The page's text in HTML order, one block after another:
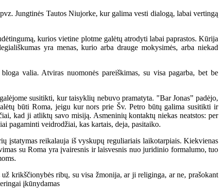
Jungtinės Tautos Niujorke, kur galima vesti dialogą, labai vertingą
kurios vietine plotme galėtų atrodyti labai paprastos. Kūrija
yra menas, kurio arba drauge mokysimės, arba niekad
valia. Atviras nuomonės pareiškimas, su visa pagarba, bet be
susitikti, kur taisyklių nebuvo pramatyta. "Bar Jonas” padėjo,
būti Roma, jeigu kur nors prie Šv. Petro būtų galima susitikti ir
kad ji atliktų savo misiją. Asmeninių kontaktų niekas neatstos: per
pagaminti veidrodžiai, kas kartais, deja, pasitaiko.
įstatymas reikalauja iš vyskupų reguliariais laikotarpiais. Kiekvienas
su Roma yra įvairesnis ir laisvesnis nuo juridinio formalumo, tuo
krikščionybės ribų, su visa žmonija, ar ji religinga, ar ne, prašokant
įkūnydamas